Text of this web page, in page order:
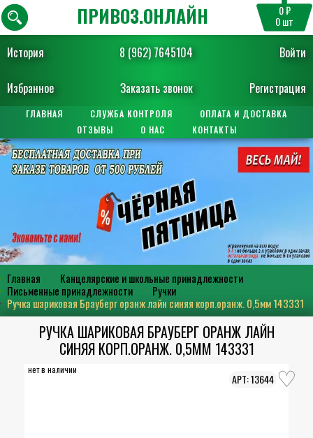
История 8 (962) 7645104 Войти
Избранное Заказать звонок Регистрация
ПРИВОЗ.ОНЛАЙН 0 ₽
0шт
ГЛАВНАЯ СЛУЖБА КОНТРОЛЯ
ОПЛАТА И ДОСТАВКА
ОТЗЫВЫ
О НАС КОНТАКТЫ
Главная
Канцелярские и школьные принадлежности
Письменные принадлежности
Ручки
Ручка шариковая Брауберг оранж лайн синяя корп.оранж. 0,5мм 143331
РУЧКА ШАРИКОВАЯ БРАУБЕРГ ОРАНЖ ЛАЙН
СИНЯЯ КОРП.ОРАНЖ. 0,5ММ 143331
нет в наличии
13644